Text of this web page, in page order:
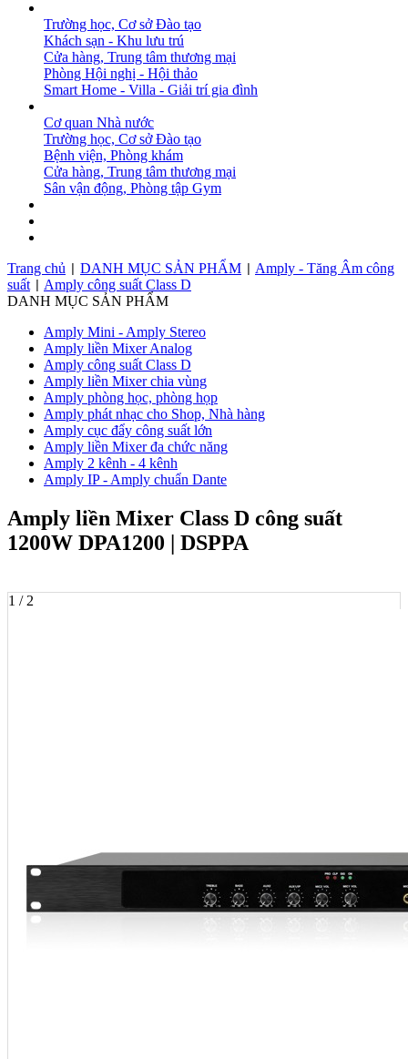
Trường học, Cơ sở Đào tạo
Khách sạn - Khu lưu trú
Cửa hàng, Trung tâm thương mại
Phòng Hội nghị - Hội thảo
Smart Home - Villa - Giải trí gia đình
Cơ quan Nhà nước
Trường học, Cơ sở Đào tạo
Bệnh viện, Phòng khám
Cửa hàng, Trung tâm thương mại
Sân vận động, Phòng tập Gym
Trang chủ
DANH MỤC SẢN PHẨM
Amply - Tăng Âm công
suất
Amply công suất Class D
DANH MỤC SẢN PHẨM
Amply Mini - Amply Stereo
Amply liền Mixer Analog
Amply công suất Class D
Amply liền Mixer chia vùng
Amply phòng học, phòng họp
Amply phát nhạc cho Shop, Nhà hàng
Amply cục đẩy công suất lớn
Amply liền Mixer đa chức năng
Amply 2 kênh - 4 kênh
Amply IP - Amply chuẩn Dante
Amply liền Mixer Class D công suất
1200W DPA1200 | DSPPA
1 / 2